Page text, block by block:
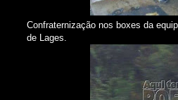
Confraternização nos boxes da
de Lages.